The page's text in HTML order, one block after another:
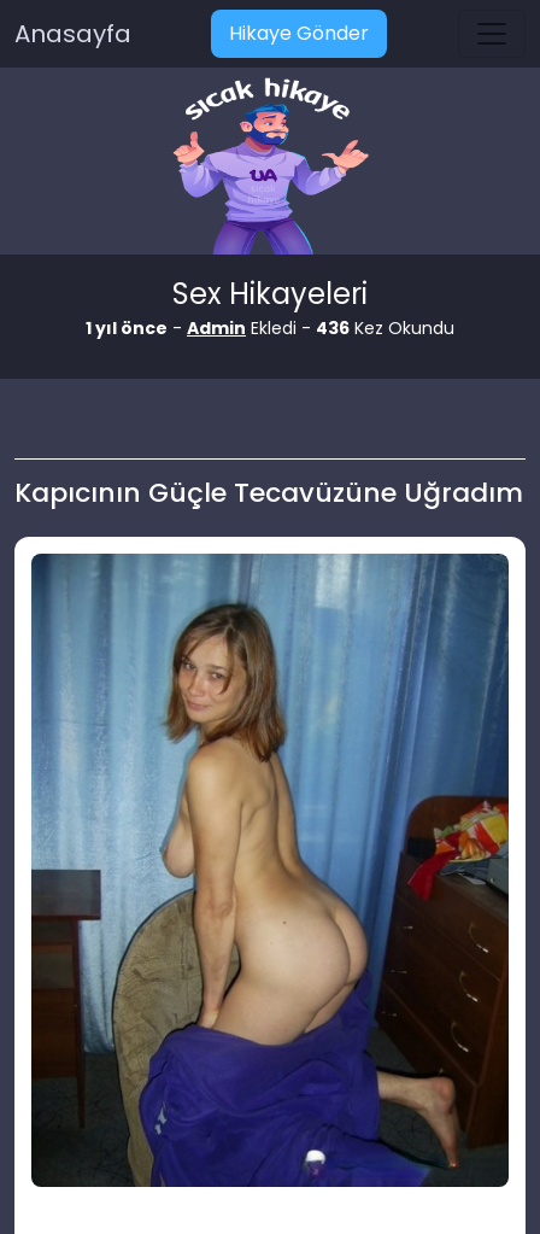
Anasayfa Hikaye Gönder
Sex Hikayeleri
1 yıl önce - Admin Ekledi - 436 Kez Okundu
Kapıcının Güçle Tecavüzüne Uğradım